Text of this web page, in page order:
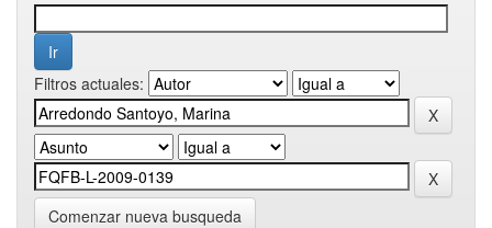
Filtros actuales:
Comenzar nueva busqueda